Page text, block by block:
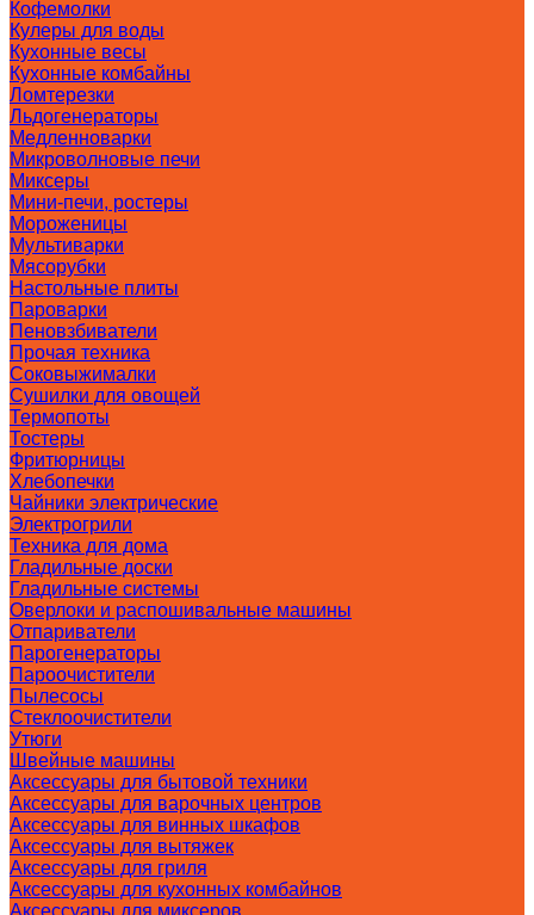
Кофемолки
Кулеры для воды
Кухонные весы
Кухонные комбайны
Ломтерезки
Льдогенераторы
Медленноварки
Микроволновые печи
Миксеры
Мини-печи, ростеры
Мороженицы
Мультиварки
Мясорубки
Настольные плиты
Пароварки
Пеновзбиватели
Прочая техника
Соковыжималки
Сушилки для овощей
Термопоты
Тостеры
Фритюрницы
Хлебопечки
Чайники электрические
Электрогрили
Техника для дома
Гладильные доски
Гладильные системы
Оверлоки и распошивальные машины
Отпариватели
Парогенераторы
Пароочистители
Пылесосы
Стеклоочистители
Утюги
Швейные машины
Аксессуары для бытовой техники
Аксессуары для варочных центров
Аксессуары для винных шкафов
Аксессуары для вытяжек
Аксессуары для гриля
Аксессуары для кухонных комбайнов
Аксессуары для миксеров